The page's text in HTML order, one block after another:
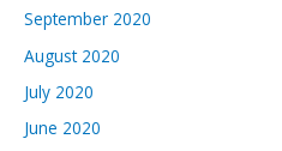
September 2020
August 2020
July 2020
June 2020